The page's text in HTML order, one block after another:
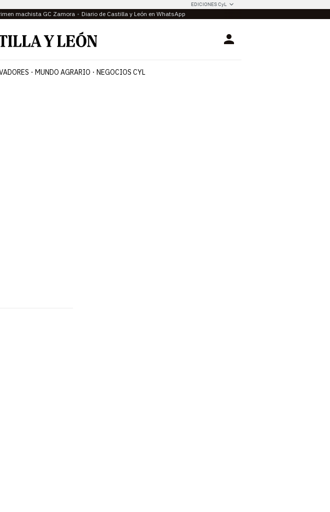
EDICIONES CyL
machista GC Zamora Diario de Castilla y León en WhatsApp
Login
MUNDO AGRARIO NEGOCIOS CYL